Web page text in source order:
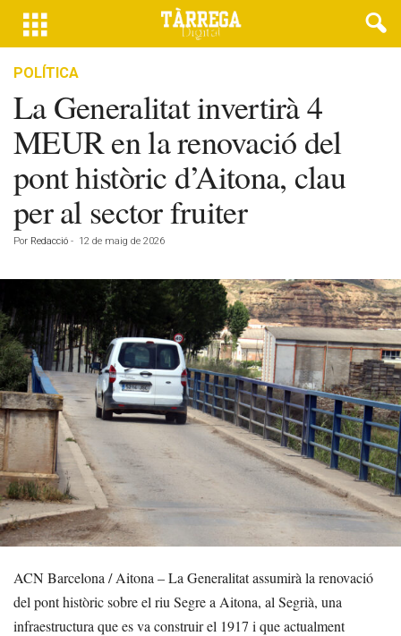
POLÍTICA
La Generalitat invertirà 4
MEUR en la renovació del
pont històric d’Aitona, clau
per al sector fruiter
Por Redacció - 12 de maig de 2026
ACN Barcelona / Aitona – La Generalitat assumirà la renovació
del pont històric sobre el riu Segre a Aitona, al Segrià, una
infraestructura que es va construir el 1917 i que actualment